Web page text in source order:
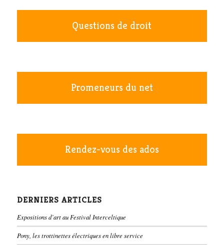
Questions de droit
Promeneurs du net
Rendez-vous des ados
DERNIERS ARTICLES
Expositions d’art au Festival Interceltique
Pony, les trottinettes électriques en libre service